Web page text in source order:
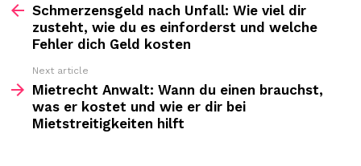
moreSchmerzensgeld nach Unfall: Wie viel dir
zusteht, wie du es einforderst und welche
Fehler dich Geld kosten
Next article
Mietrecht Anwalt: Wann du einen brauchst,
was er kostet und wie er dir bei
Mietstreitigkeiten hilft